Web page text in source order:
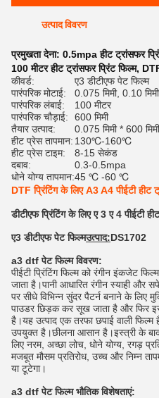
उत्पाद विवरण
प्रमुखता देना: 0.5mpa हीट ट्रांसफर
100 मीटर हीट ट्रांसफर प्रिंट फिल्म,
कीवर्ड:
ए3 डीटीएफ पेट फिल्म
पारंपरिक मोटाई:
0.075 मिमी, 0.10 मिमी
पारंपरिक लंबाई:
100 मीटर
पारंपरिक चौड़ाई:
600 मिमी
तैयार उत्पाद:
0.075 मिमी * 600
हीट प्रेस तापमान: 130℃-160℃
हीट प्रेस टाइम:
8-15 सेकंड
दबाव:
0.3-0.5mpa
धोने योग्य तापमान:45 ℃ -60 ℃
DTF प्रिंटिंग के लिए A3 A4 पीईटी हीट
डीटीएफ प्रिंटिंग के लिए ए 3 ए 4 पीईटी
ए3 डीटीएफ पेट फिल्मउत्पाद:DS1702
a3 dtf पेट फिल्म विवरण:
पीईटी प्रिंटिंग फिल्म को रंगीन इंकजेट
जाता है।पानी आधारित रंगीन स्याही और
पर सीधे विभिन्न सुंदर पैटर्न बनाने के लिए
पाउडर छिड़क कर सूख जाता है और फिर
है।यह उत्पाद एक तरफा छपाई वाली
उपयुक्त है।छीलना आसान है।इस्त्री के
लिए नरम, अच्छा लोच, धोने योग्य, रगड़
मजबूत मौसम प्रतिरोध, उच्च और निम्न
या टूटेगा।
a3 dtf पेट फिल्म भौतिक विशेषताएं: